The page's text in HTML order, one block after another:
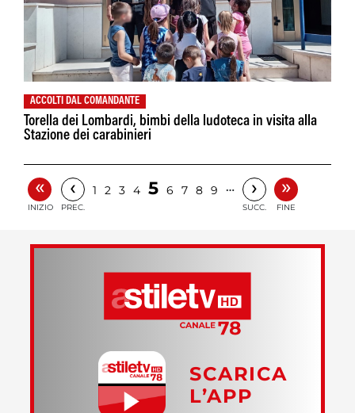
ACCOLTI DAL COMANDANTE
Torella dei Lombardi, bimbi della ludoteca in visita alla
Stazione dei carabinieri
«
INIZIO
‹
PREC.
1 2 3 4 5 6 7 8 9 … ›
SUCC.
»
FINE
SCARICA
L’APP